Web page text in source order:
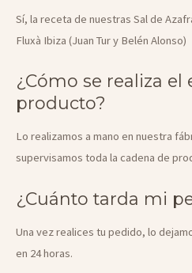
Sí, la receta de nuestras Sal de
Fluxà Ibiza (Juan Tur y Belén Alonso)
¿Cómo se realiza el
producto?
Lo realizamos a mano en nuestra
supervisamos toda la cadena de
¿Cuánto tarda mi
Una vez realices tu pedido, lo
en 24 horas.